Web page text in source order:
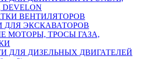
DEVELON
ВЕНТИЛЯТОРОВ
ДЛЯ ЭКСКАВАТОРОВ
МОТОРЫ, ТРОСЫ ГАЗА,
ДЛЯ ДИЗЕЛЬНЫХ ДВИГАТЕЛЕЙ